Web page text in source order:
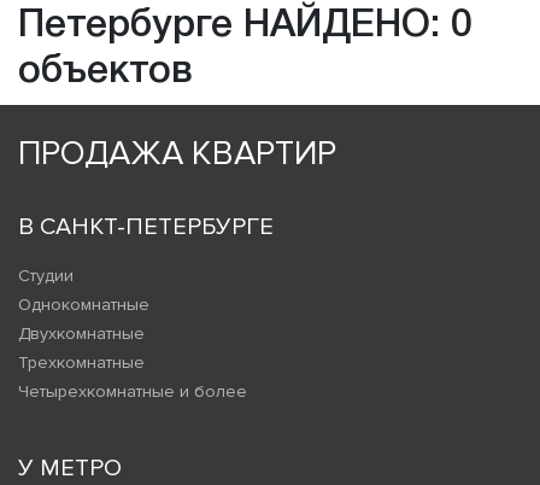
Петербурге НАЙДЕНО: 0
объектов
ПРОДАЖА КВАРТИР
В САНКТ-ПЕТЕРБУРГЕ
Студии
Однокомнатные
Двухкомнатные
Трехкомнатные
Четырехкомнатные и более
У МЕТРО